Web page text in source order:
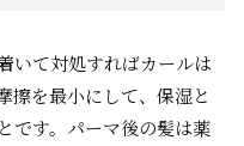
いて対処すればカールは
擦を最小にして、保湿と
です。パーマ後の髪は薬